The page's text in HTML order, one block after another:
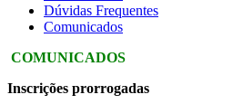
Dúvidas Frequentes
Comunicados
COMUNICADOS
Inscrições prorrogadas